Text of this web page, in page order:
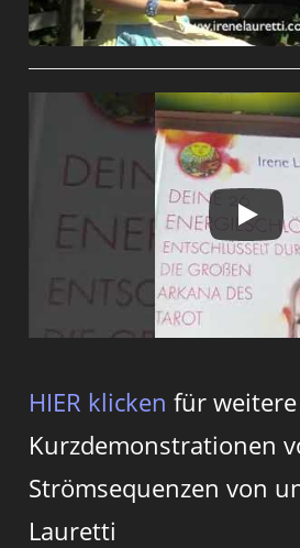
HIER klicken für
Kurzdemonstrationen
Strömsequenzen von
Lauretti